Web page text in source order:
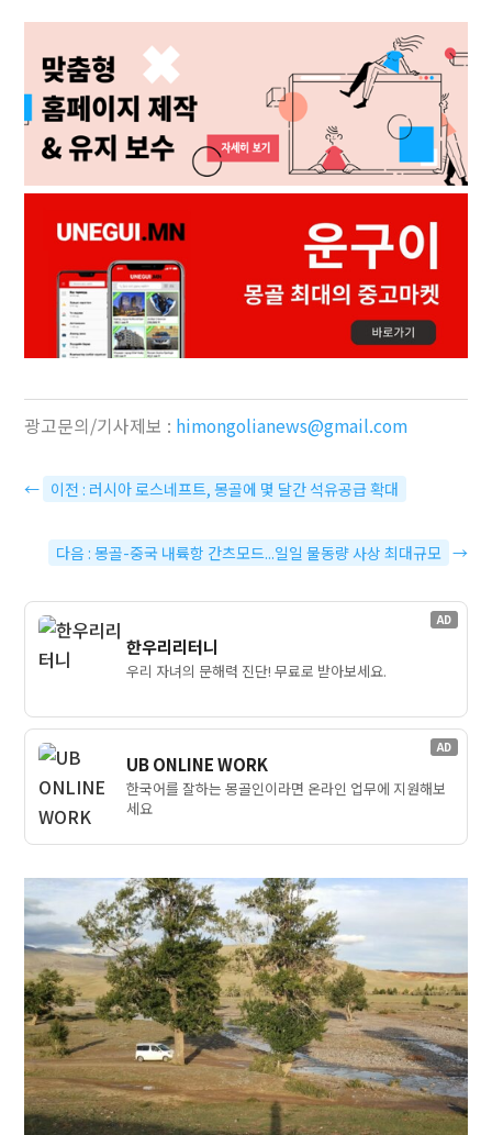
광고문의/기사제보 : himongolianews@gmail.com
← 이전 : 러시아 로스네프트, 몽골에 몇 달간 석유공급 확대
다음 : 몽골-중국 내륙항 간츠모드...일일 물동량 사상 최대규모 →
AD
한우리리터니
우리 자녀의 문해력 진단! 무료로 받아보세요.
AD
UB ONLINE WORK
한국어를 잘하는 몽골인이라면 온라인 업무에 지원해보
세요